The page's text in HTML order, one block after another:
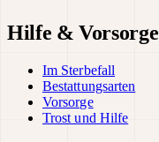
Hilfe & Vorsorge
Im Sterbefall
Bestattungsarten
Vorsorge
Trost und Hilfe